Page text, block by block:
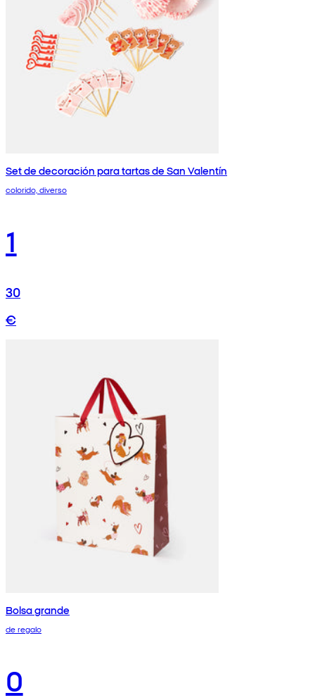
Set de decoración para tartas de San Valentín
colorido, diverso
1
30
€
Bolsa grande
de regalo
0